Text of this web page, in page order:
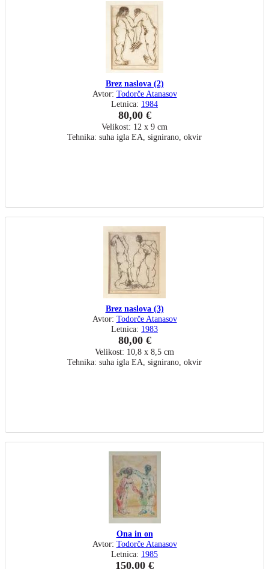
Brez naslova (2)
Avtor: Todorče Atanasov
Letnica: 1984
80,00 €
Velikost: 12 x 9 cm
Tehnika: suha igla EA, signirano, okvir
Brez naslova (3)
Avtor: Todorče Atanasov
Letnica: 1983
80,00 €
Velikost: 10,8 x 8,5 cm
Tehnika: suha igla EA, signirano, okvir
Ona in on
Avtor: Todorče Atanasov
Letnica: 1985
150,00 €